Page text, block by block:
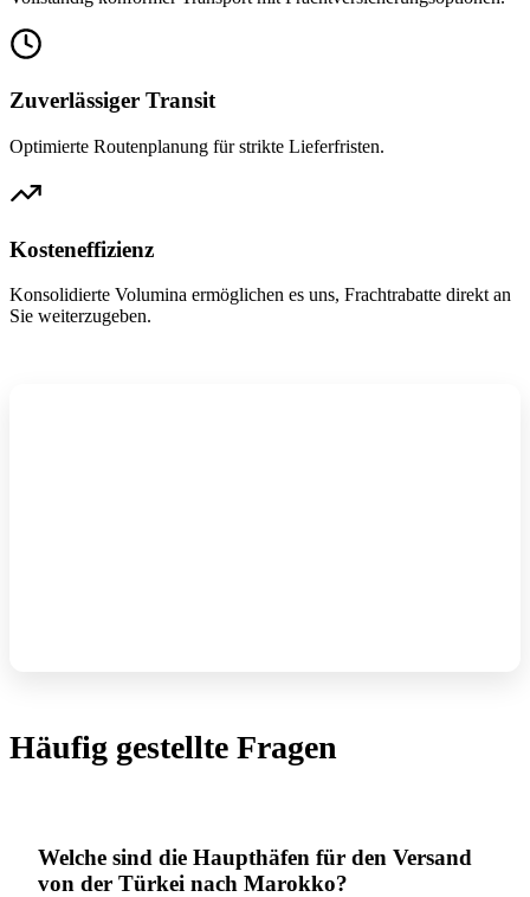
Zuverlässiger Transit
Optimierte Routenplanung für strikte Lieferfristen.
Kosteneffizienz
Konsolidierte Volumina ermöglichen es uns, Frachtrabatte direkt an
Sie weiterzugeben.
Häufig gestellte Fragen
Welche sind die Haupthäfen für den Versand
von der Türkei nach Marokko?